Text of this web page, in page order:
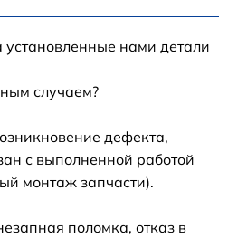
установленные нами детали
случаем?
дефекта,
с выполненной работой
монтаж запчасти).
поломка, отказ в